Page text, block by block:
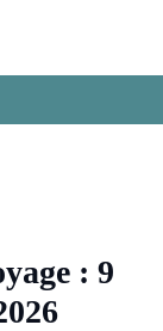
: 9